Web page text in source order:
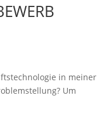
in meiner
Um